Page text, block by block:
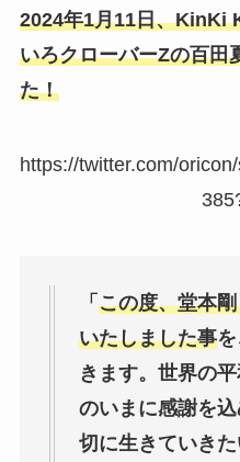
2024年1月11日、KinKi
いろクローバーZの百田
た！
https://twitter.com/
「 この度、堂本
いたしました事
きます。世界の
のいまに感謝を
切に生きていき